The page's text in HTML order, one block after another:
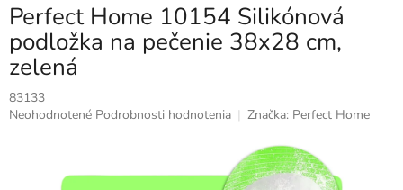
Perfect Home 10154 Silikónová
podložka na pečenie 38x28 cm,
zelená
83133
Priemerné
Neohodnotené Podrobnosti hodnotenia Značka: Perfect Home